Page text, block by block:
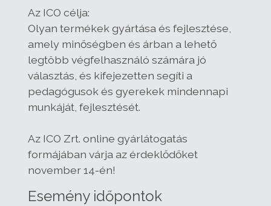
Az ICO célja:
Olyan termékek gyártása és fejlesztése,
amely minőségben és árban a lehető
legtöbb végfelhasználó számára jó
választás, és kifejezetten segíti a
pedagógusok és gyerekek mindennapi
munkáját, fejlesztését.
Az ICO Zrt. online gyárlátogatás
formájában várja az érdeklődőket
november 14-én!
Esemény időpontok